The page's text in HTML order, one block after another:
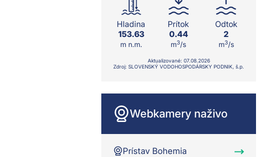
Hladina
153.63
m n.m.
Prítok
0.44
m3/s
Odtok
2
m3/s
Aktualizované: 07.08.2026
Zdroj: SLOVENSKÝ VODOHOSPODÁRSKY PODNIK, š.p.
Webkamery naživo
Prístav Bohemia